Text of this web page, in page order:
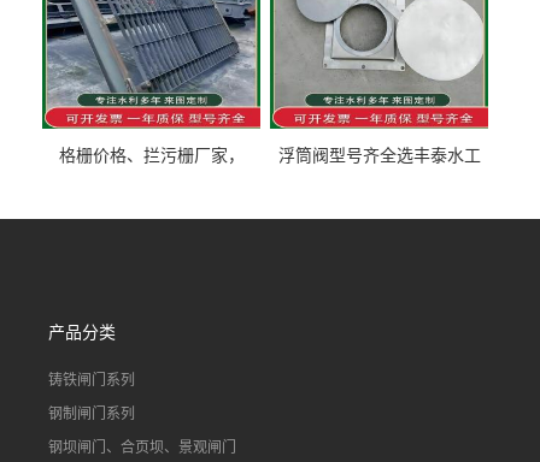
格栅价格、拦污栅厂家，
浮筒阀型号齐全选丰泰水工
道水库电站污水处理钢制闸
产品分类
铸铁闸门系列
钢制闸门系列
钢坝闸门、合页坝、景观闸门